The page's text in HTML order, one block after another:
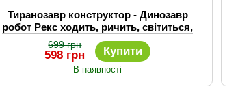
Тиранозавр конструктор - Динозавр
робот Рекс ходить, ричить, світиться,
якісні матеріали
699 грн
598 грн Купити
В наявності